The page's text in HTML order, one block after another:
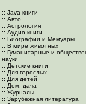
:: Java книги
:: Авто
:: Астрология
:: Аудио книги
:: Биографии и Мемуары
:: В мире животных
:: Гуманитарные и
науки
:: Детские книги
:: Для взрослых
:: Для детей
:: Дом, дача
:: Журналы
:: Зарубежная литература